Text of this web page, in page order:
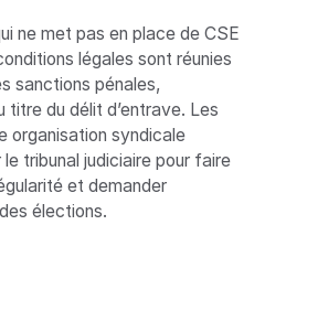
ne met pas en place de CSE
légales sont réunies
sanctions pénales,
titre du délit d’entrave. Les
organisation syndicale
tribunal judiciaire pour faire
et demander
élections.